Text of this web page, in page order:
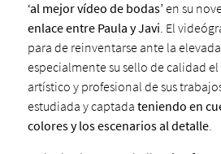
‘al mejor vídeo de bodas’ en su
enlace entre Paula y Javi. El
para de reinventarse ante la
especialmente su sello de calidad
artístico y profesional de sus
estudiada y captada teniendo en
colores y los escenarios al detalle.